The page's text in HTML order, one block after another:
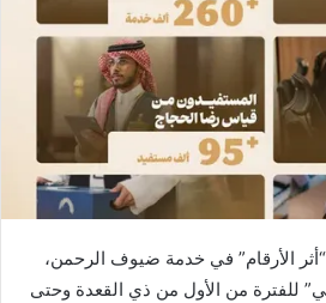
الأرقام” في خدمة ضيوف الرحمن،
للفترة من الأول من ذي القعدة وحتى